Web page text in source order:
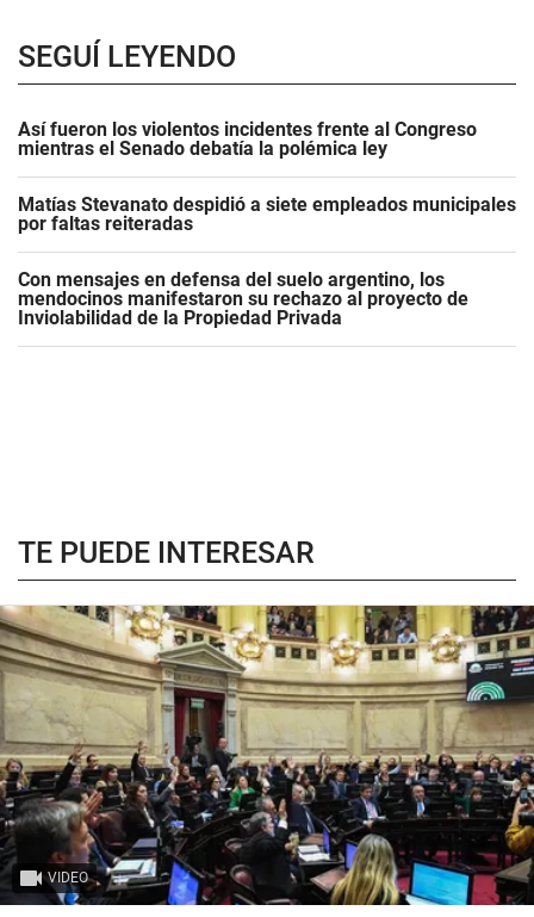
SEGUÍ LEYENDO
Así fueron los violentos incidentes frente al Congreso
mientras el Senado debatía la polémica ley
Matías Stevanato despidió a siete empleados municipales
por faltas reiteradas
Con mensajes en defensa del suelo argentino, los
mendocinos manifestaron su rechazo al proyecto de
Inviolabilidad de la Propiedad Privada
TE PUEDE INTERESAR
VIDEO